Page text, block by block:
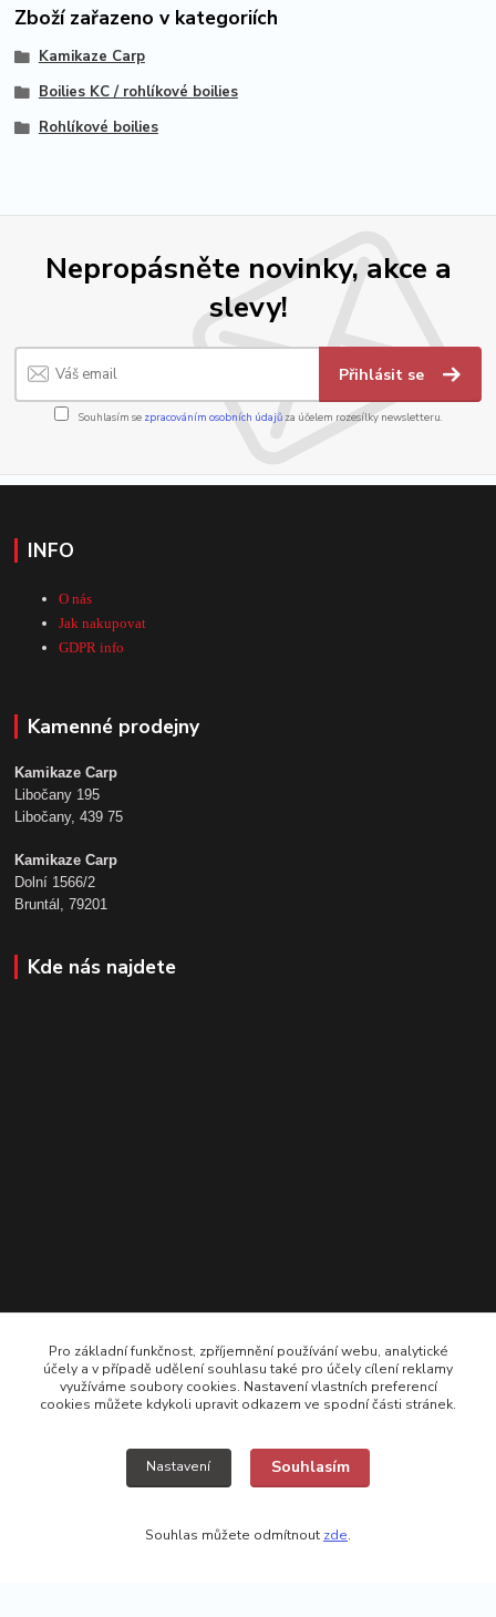
Zboží zařazeno v kategoriích
Kamikaze Carp
Boilies KC / rohlíkové boilies
Rohlíkové boilies
Nepropásněte novinky, akce a
slevy!
Přihlásit se
Souhlasím se zpracováním osobních údajůza účelem rozesílky newsletteru.
INFO
O nás
Jak nakupovat
GDPR info
Kamenné prodejny
Kamikaze Carp
Libočany 195
Libočany, 439 75
Kamikaze Carp
Dolní 1566/2
Bruntál, 79201
Kde nás najdete
vyroba@kamikazecarp.cz
Pro základní funkčnost, zpříjemnění používání webu, analytické
účely a v případě udělení souhlasu také pro účely cílení reklamy
využíváme soubory cookies. Nastavení vlastních preferencí
cookies můžete kdykoli upravit odkazem ve spodní části stránek.
Nastavení Souhlasím
Souhlas můžete odmítnout zde.